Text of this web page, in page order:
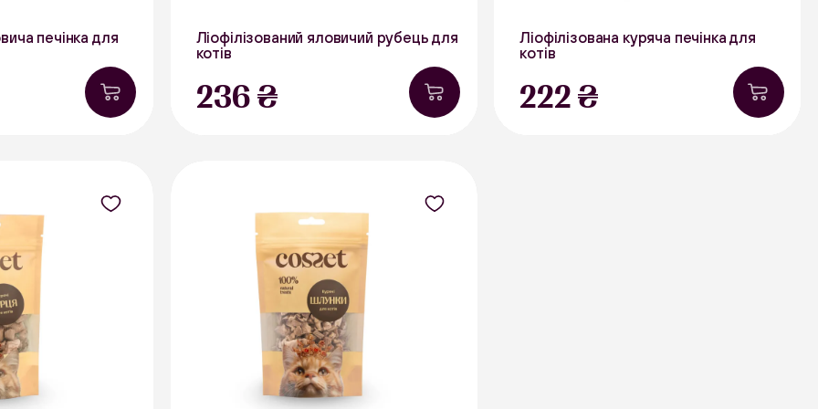
печінка для
Ліофілізований яловичий рубець для
котів
236 ₴
В наявності
Ліофілізована куряча печінка для
котів
222 ₴
Курятина В наявності